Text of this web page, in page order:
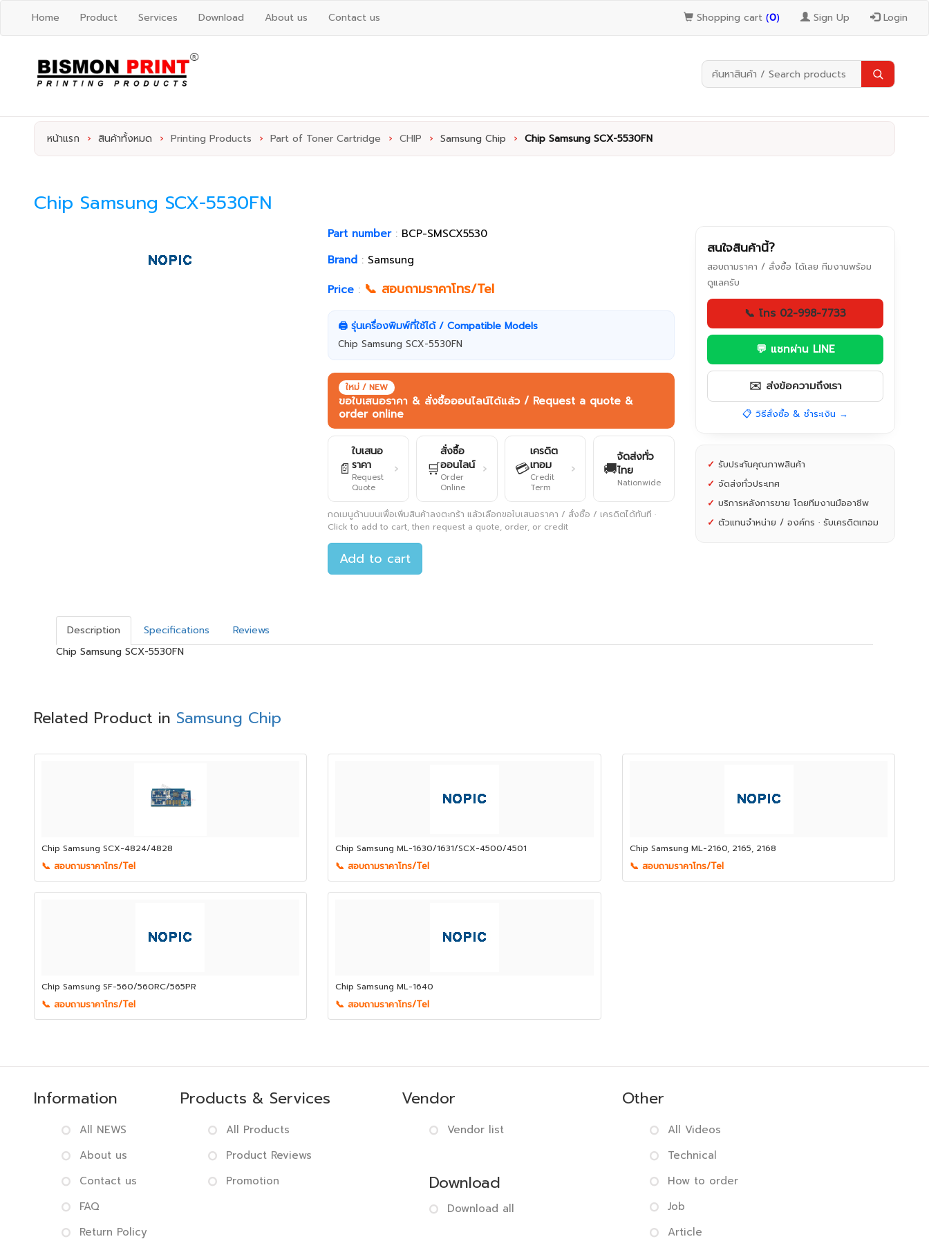
Home Product Services Download About us Contact us Shopping cart (0) Sign Up Login
หน้าแรก › สินค้าทั้งหมด › Printing Products › Part of Toner Cartridge › CHIP › Samsung Chip › Chip Samsung SCX-5530FN
Chip Samsung SCX-5530FN
Part number: BCP-SMSCX5530
Brand : Samsung
Price : 📞 สอบถามราคาโทร/Tel
🖨️ รุ่นเครื่องพิมพ์ที่ใช้ได้ / Compatible Models
Chip Samsung SCX-5530FN
ใหม่ / NEW
ขอใบเสนอราคา & สั่งซื้อออนไลน์ได้แล้ว / Request a quote &
order online
📄
ใบเสนอ
ราคา
Request
Quote
› 🛒
สั่งซื้อ
ออนไลน์
Order
Online
› 💳
เครดิต
เทอม
Credit
Term
› 🚚
จัดส่งทั่ว
ไทย
Nationwide
กดเมนูด้านบนเพื่อเพิ่มสินค้าลงตะกร้า แล้วเลือกขอใบเสนอราคา / สั่งซื้อ / เครดิตได้ทันที ·
Click to add to cart, then request a quote, order, or credit
Add to cart
สนใจสินค้านี้?
สอบถามราคา / สั่งซื้อ ได้เลย ทีมงานพร้อม
ดูแลครับ
📞 โทร 02-998-7733
💬 แชทผ่าน LINE
✉️ ส่งข้อความถึงเรา
📋 วิธีสั่งซื้อ & ชำระเงิน →
✓ รับประกันคุณภาพสินค้า
✓ จัดส่งทั่วประเทศ
✓ บริการหลังการขาย โดยทีมงานมืออาชีพ
✓ ตัวแทนจำหน่าย / องค์กร · รับเครดิตเทอม
Description Specifications
Reviews
Chip Samsung SCX-5530FN
Related Product in Samsung Chip
Chip Samsung SCX-4824/4828
📞 สอบถามราคาโทร/Tel
Chip Samsung ML-1630/1631/SCX-4500/4501
📞 สอบถามราคาโทร/Tel
Chip Samsung ML-2160, 2165, 2168
📞 สอบถามราคาโทร/Tel
Chip Samsung SF-560/560RC/565PR
📞 สอบถามราคาโทร/Tel
Chip Samsung ML-1640
📞 สอบถามราคาโทร/Tel
Information
All NEWS
About us
Contact us
FAQ
Return Policy
Products & Services
All Products
Product Reviews
Promotion
Vendor
Vendor list
Download
Download all
Other
All Videos
Technical
How to order
Job
Article